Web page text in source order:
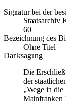
Signatur bei der
Staats­ar­chiv
60
Bezeichnung des
Ohne Titel
Danksagung
Die
der
„Wege in
Mainfranken